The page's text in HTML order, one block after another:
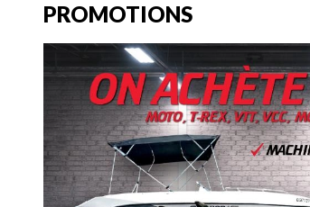
PROMOTIONS